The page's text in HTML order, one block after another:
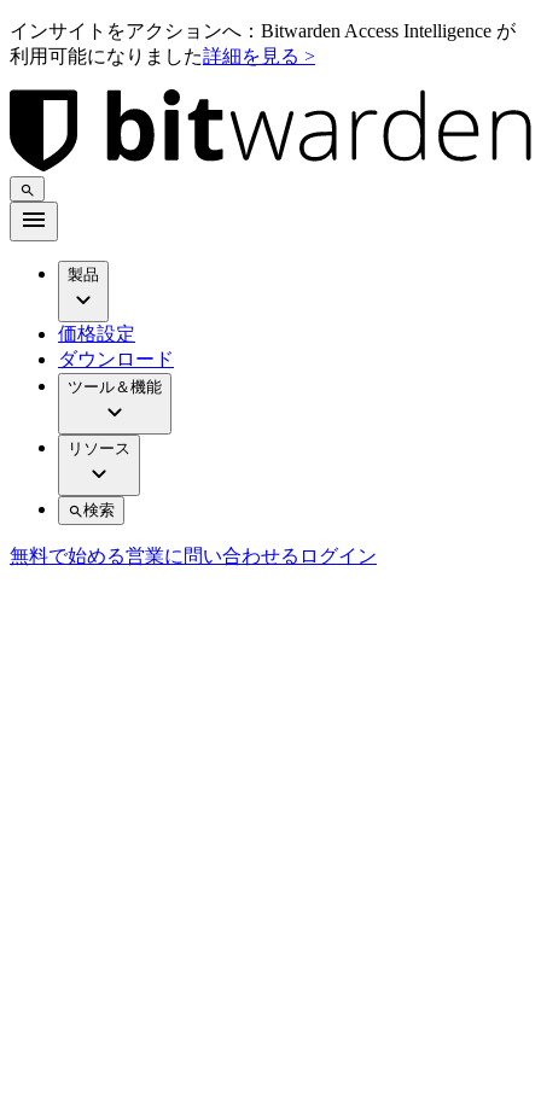
インサイトをアクションへ：Bitwarden Access Intelligence が
利用可能になりました詳細を見る >
製品
価格設定
ダウンロード
ツール＆機能
リソース
検索
無料で始める営業に問い合わせる ログイン